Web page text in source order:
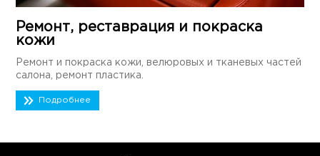
Ремонт, реставрация и покраска
кожи
Ремонт и покраска кожи, велюровых и тканевых частей
салона, ремонт пластика.
Подробнее